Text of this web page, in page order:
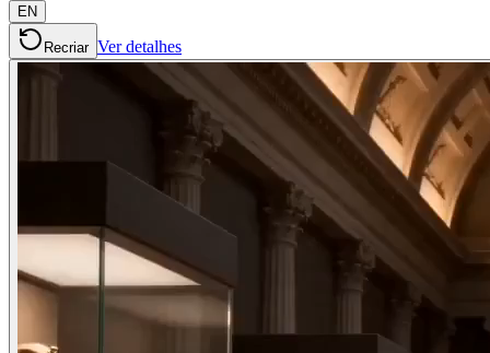
EN
Recriar Ver detalhes